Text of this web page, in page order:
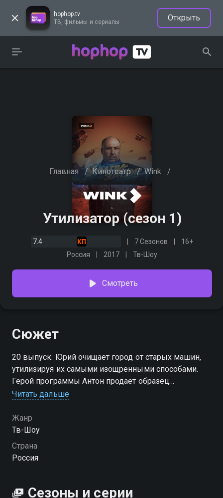
hophop.tv
ТВ, фильмы и сериалы
Открыть
Главная / Кинотеатр / Wink /
Утилизатор (сезон 1)
7.4 7 Сезонов
16+
Россия
2017 Тв-Шоу
Смотреть
Сюжет
20 выпуск. Юрий очищает город от старых машин,
утилизируя их самыми изощренными способами.
Герой программы Антон продает образец
советского автопрома 1987 года выпуска. Юрий
цена для этого старого, местами гнилого и битого
автомобиля.Ремонт или утилизация? Смотрите
захватывающее дерби в программе «Утилизатор»,
скучно не будет.
можете совершенно бесплатно в хорошем HD
Читать дальше
Жанр
Тв-Шоу
Страна
Россия
Сезоны и серии